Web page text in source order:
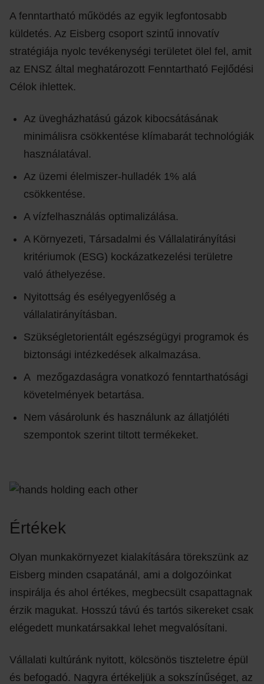
A fenntartható működés az egyik legfontosabb
küldetés. Az Eisberg csoport szintű innovatív
stratégiája nyolc tevékenységi területet ölel fel, amit
az ENSZ által meghatározott Fenntartható Fejlődési
Célok ihlettek.
Az üvegházhatású gázok kibocsátásának
minimálisra csökkentése klímabarát technológiák
használatával.
Az üzemi élelmiszer-hulladék 1% alá
csökkentése.
A vízfelhasználás optimalizálása.
A Környezeti, Társadalmi és Vállalatirányítási
kritériumok (ESG) kockázatkezelési területre
való áthelyezése.
Nyitottság és esélyegyenlőség a
vállalatirányításban.
Szükségletorientált egészségügyi programok és
biztonsági intézkedések alkalmazása.
A mezőgazdaságra vonatkozó fenntarthatósági
követelmények betartása.
Nem vásárolunk és használunk az állatjóléti
szempontok szerint tiltott termékeket.
Értékek
Olyan munkakörnyezet kialakítására törekszünk az
Eisberg minden csapatánál, ami a dolgozóinkat
inspirálja és ahol értékes, megbecsült csapattagnak
érzik magukat. Hosszú távú és tartós sikereket csak
elégedett munkatársakkal lehet megvalósítani.
Vállalati kultúránk nyitott, kölcsönös tiszteletre épül
és befogadó. Nagyra értékeljük a sokszínűséget, az